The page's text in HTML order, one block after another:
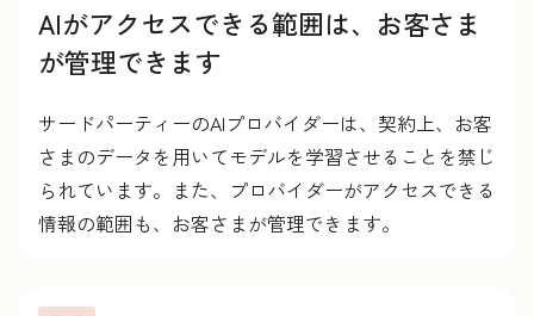
AIがアクセスできる範囲は、お客さま
が管理できます
サードパーティーのAIプロバイダーは、契約上、お客
さまのデータを用いてモデルを学習させることを禁じ
られています。また、プロバイダーがアクセスできる
情報の範囲も、お客さまが管理できます。